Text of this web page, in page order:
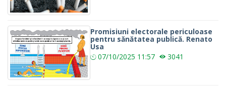
Promisiuni electorale periculoase
pentru sănătatea publică. Renato
Usa
07/10/2025 11:57 3041